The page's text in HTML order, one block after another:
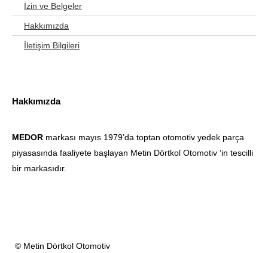
İzin ve Belgeler
Hakkımızda
İletişim Bilgileri
Hakkımızda
MEDOR markası mayıs 1979’da toptan otomotiv yedek parça
piyasasında faaliyete başlayan Metin Dörtkol Otomotiv ‘in tescilli
bir markasıdır.
© Metin Dörtkol Otomotiv